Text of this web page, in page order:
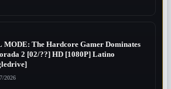
MODE: The Hardcore Gamer Dominates
2 [02/??] HD [1080P] Latino
2026